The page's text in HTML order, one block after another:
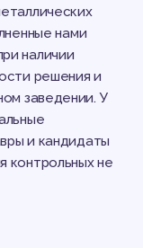
нами
наличии
решения и
заведении. У
и кандидаты
контрольных не